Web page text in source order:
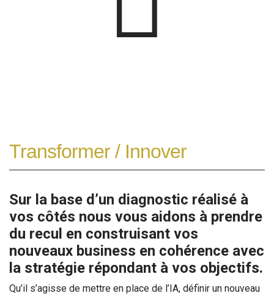
Transformer / Innover
Sur la base d’un diagnostic réalisé à
vos côtés nous vous aidons à prendre
du recul en construisant vos
nouveaux business en cohérence avec
la stratégie répondant à vos objectifs.
Qu’il s’agisse de mettre en place de l’IA, définir un nouveau